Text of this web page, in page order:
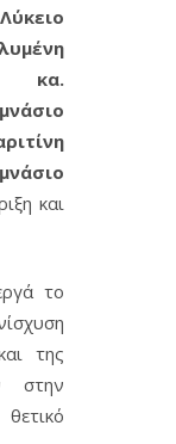
κα.
και
το
της
στην